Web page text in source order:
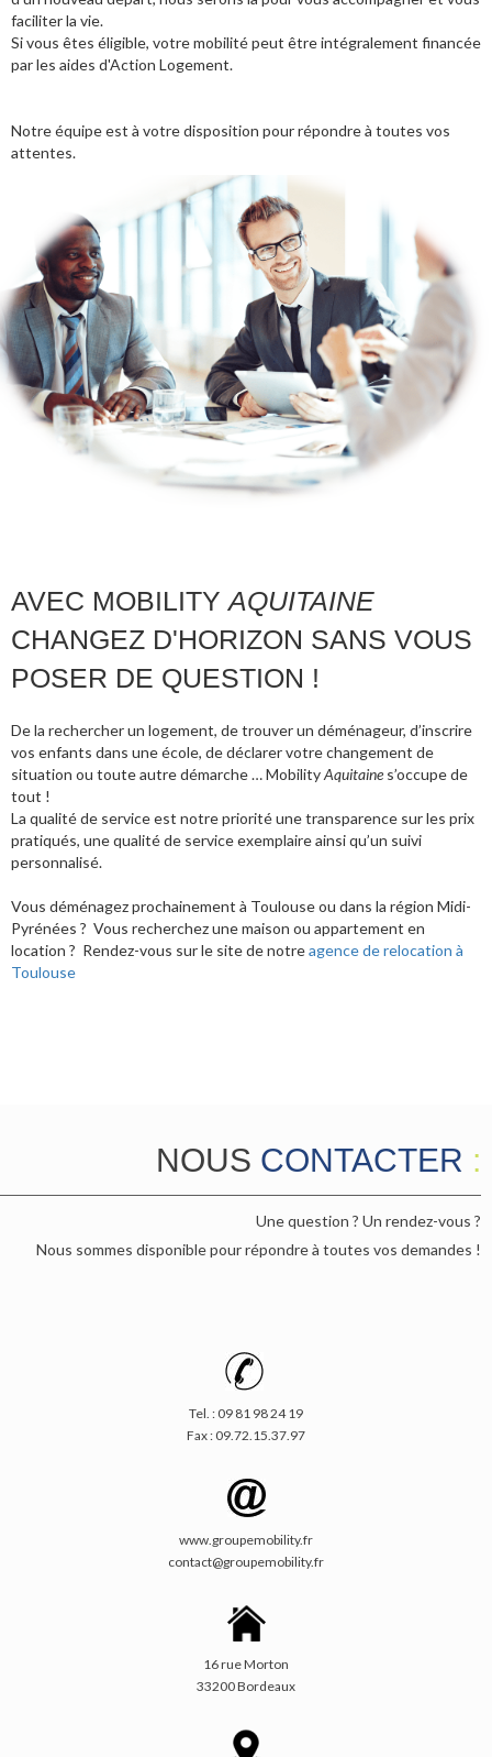
faciliter la vie.
Si vous êtes éligible, votre mobilité peut être intégralement financée
par les aides d'Action Logement.
Notre équipe est à votre disposition pour répondre à toutes vos
attentes.
AVEC MOBILITYAQUITAINE
CHANGEZ D'HORIZON SANS VOUS
POSER DE QUESTION !
De la rechercher un logement, de trouver un déménageur, d’inscrire
vos enfants dans une école, de déclarer votre changement de
situation ou toute autre démarche … MobilityAquitaine s’occupe de
tout !
La qualité de service est notre priorité une transparence sur les prix
pratiqués, une qualité de service exemplaire ainsi qu’un suivi
personnalisé.
Vous déménagez prochainement à Toulouse ou dans la région Midi-
Pyrénées ? Vous recherchez une maison ou appartement en
location ? Rendez-vous sur le site de notreagence de relocation à
Toulouse
NOUS CONTACTER :
Une question ? Un rendez-vous ?
Nous sommes disponiblepourrépondre à toutes vos demandes !
Tel. : 09 81 98 24 19
Fax : 09.72.15.37.97
www.groupemobility.fr
contact@groupemobility.fr
16 rue Morton
33200 Bordeaux